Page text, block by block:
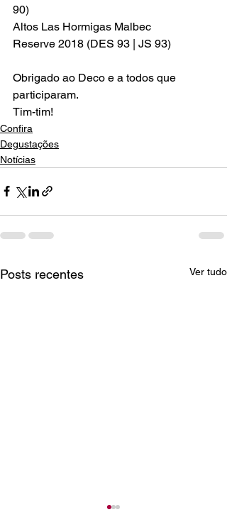
90)
Altos Las Hormigas Malbec
Obrigado ao Deco e a todos que
participaram.
Tim-tim!
Confira
Degustações
Notícias
Posts recentes Ver tudo